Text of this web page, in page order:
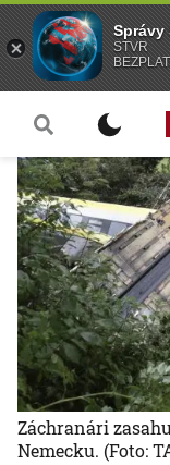
Záchranári
Nemecku. (Foto:
Správy
STVR